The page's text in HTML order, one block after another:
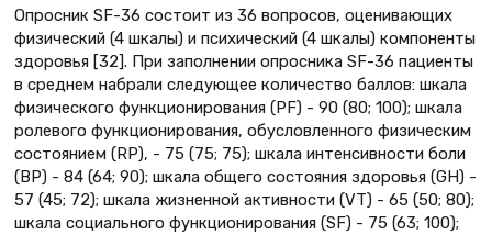
Опросник SF-36 состоит из 36 вопросов, оценивающих
физический (4 шкалы) и психический (4 шкалы) компоненты
здоровья [32]. При заполнении опросника SF-36 пациенты
в среднем набрали следующее количество баллов: шкала
физического функционирования (PF) - 90 (80; 100); шкала
ролевого функционирования, обусловленного физическим
состоянием (RP), - 75 (75; 75); шкала интенсивности боли
(BP) - 84 (64; 90); шкала общего состояния здоровья (GH) -
57 (45; 72); шкала жизненной активности (VT) - 65 (50; 80);
шкала социального функционирования (SF) - 75 (63; 100);